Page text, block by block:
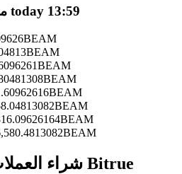
انضم إلى
قيم إلى BEAM من today 13:59
BEAM
BEAM
BEAM
BEAM
BEAM
BEAM
BEAM
BEAM
شراء العملات المشفرة مع Bitrue